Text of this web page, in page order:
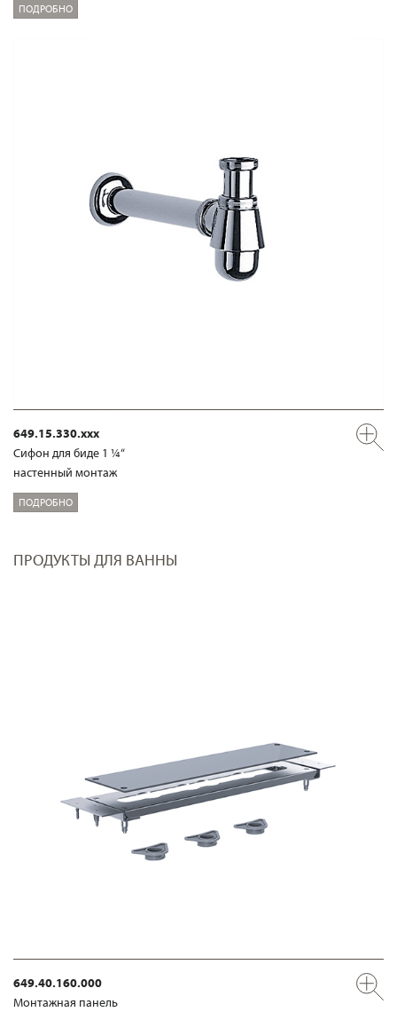
ПОДРОБНО
649.15.330.xxx
Сифон для биде 1 ¼“
настенный монтаж
ПОДРОБНО
ПРОДУКТЫ ДЛЯ ВАННЫ
649.40.160.000
Mонтажная панель